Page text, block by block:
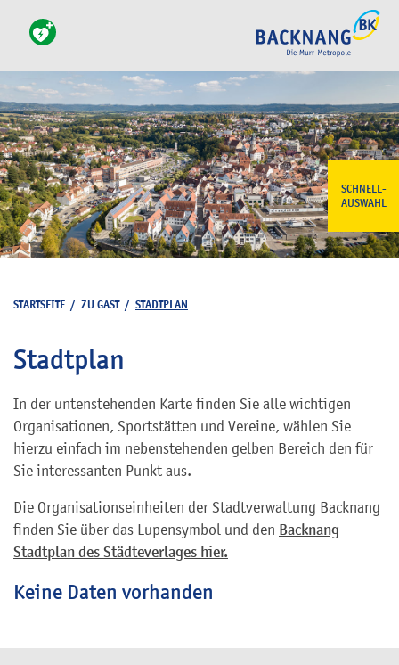
SCHNELL-
AUSWAHL
STARTSEITE / ZU GAST/ STADTPLAN
Stadtplan
In der untenstehenden Karte finden Sie alle wichtigen
Organisationen, Sportstätten und Vereine, wählen Sie
hierzu einfach im nebenstehenden gelben Bereich den für
Sie interessanten Punkt aus.
Die Organisationseinheiten der Stadtverwaltung Backnang
finden Sie über das Lupensymbol und den Backnang
Stadtplan des Städteverlages hier.
Keine Daten vorhanden